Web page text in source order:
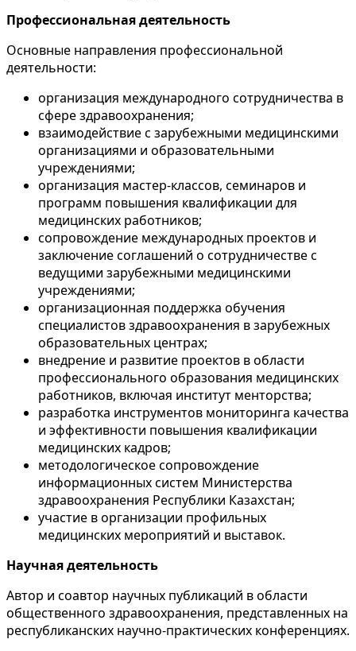
Профессиональная деятельность
Основные направления профессиональной
деятельности:
организация международного сотрудничества в
сфере здравоохранения;
взаимодействие с зарубежными медицинскими
организациями и образовательными
учреждениями;
организация мастер-классов, семинаров и
программ повышения квалификации для
медицинских работников;
сопровождение международных проектов и
заключение соглашений о сотрудничестве с
ведущими зарубежными медицинскими
учреждениями;
организационная поддержка обучения
специалистов здравоохранения в зарубежных
образовательных центрах;
внедрение и развитие проектов в области
профессионального образования медицинских
работников, включая институт менторства;
разработка инструментов мониторинга качества
и эффективности повышения квалификации
медицинских кадров;
методологическое сопровождение
информационных систем Министерства
здравоохранения Республики Казахстан;
участие в организации профильных
медицинских мероприятий и выставок.
Научная деятельность
Автор и соавтор научных публикаций в области
общественного здравоохранения, представленных на
республиканских научно-практических конференциях.